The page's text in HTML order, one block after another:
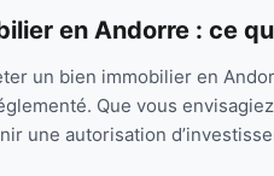
en Andorre : ce
un bien immobilier en
Que vous
une autorisation